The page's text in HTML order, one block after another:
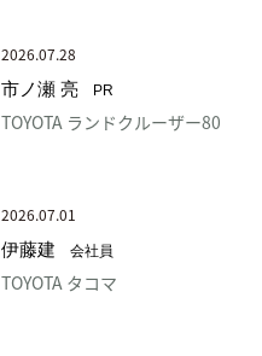
2026.07.28
市ノ瀬 亮 PR
TOYOTA ランドクルーザー80
2026.07.01
伊藤建 会社員
TOYOTA タコマ